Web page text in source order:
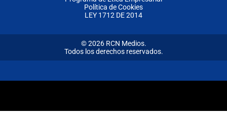
Política de Cookies
LEY 1712 DE 2014
© 2026 RCN Medios.
Todos los derechos reservados.